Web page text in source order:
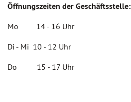
Öffnungszeiten der Geschäftsstelle:
Mo 14 - 16 Uhr
Di - Mi 10 - 12 Uhr
Do 15 - 17 Uhr